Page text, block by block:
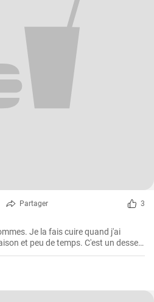
Partager 3
Je la fais cuire quand j'ai
et peu de temps. C'est un dessert